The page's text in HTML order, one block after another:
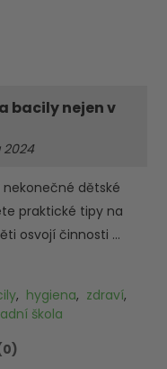
bacily nejen v
2024
nekonečné dětské
praktické tipy na
osvojí činnosti ...
, hygiena, zdraví,
škola